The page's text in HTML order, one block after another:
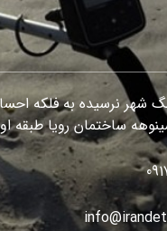
نرسیده به فلکه احسان
ساختمان رویا طبقه اول